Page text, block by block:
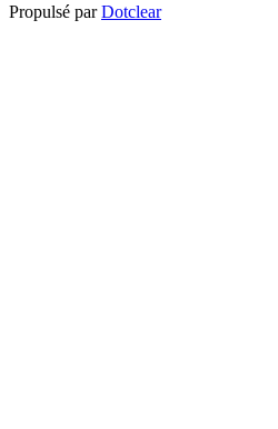
Propulsé parDotclear